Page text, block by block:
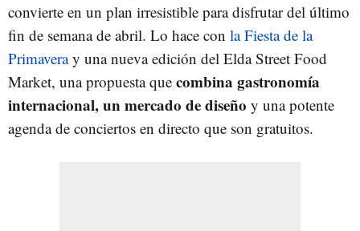
convierte en un plan irresistible para disfrutar del último
fin de semana de abril. Lo hace con la Fiesta de la
Primaveray una nueva edición del Elda Street Food
Market, una propuesta que combina gastronomía
internacional, un mercado de diseño y una potente
agenda de conciertos en directo que son gratuitos.